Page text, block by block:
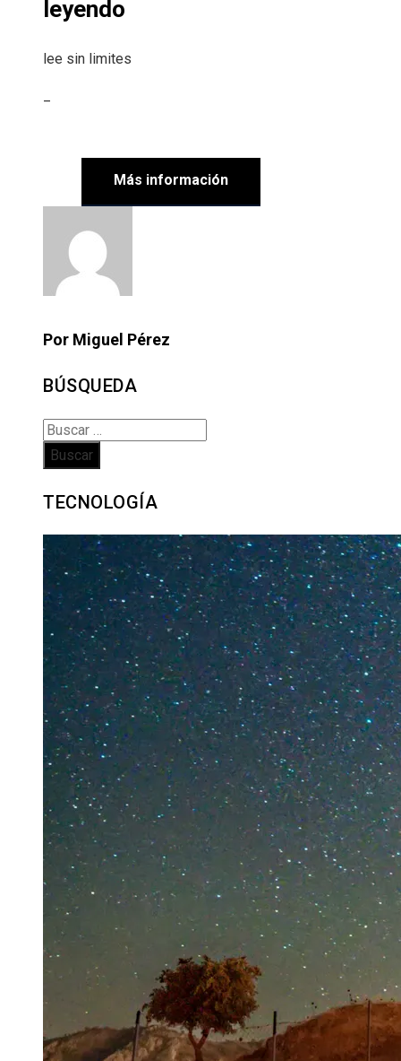
leyendo
lee sin limites
Más información
Por Miguel Pérez
BÚSQUEDA
Buscar:
TECNOLOGÍA